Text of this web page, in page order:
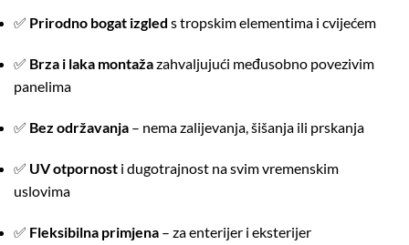
✅ Prirodno bogat izgled s tropskim elementima i cvijećem
✅ Brza i laka montažazahvaljujući međusobno povezivim
panelima
✅ Bez održavanja – nema zalijevanja, šišanja ili prskanja
✅ UV otpornost i dugotrajnost na svim vremenskim
uslovima
✅ Fleksibilna primjena – za enterijer i eksterijer